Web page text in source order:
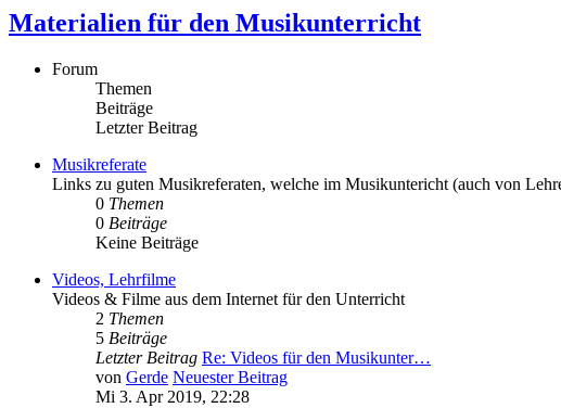
Materialien für den Musikunterricht
Forum
Themen
Beiträge
Letzter Beitrag
Musikreferate
Links zu guten Musikreferaten, welche im Musikuntericht (auch von
0 Themen
0 Beiträge
Keine Beiträge
Videos, Lehrfilme
Videos & Filme aus dem Internet für den Unterricht
2 Themen
5 Beiträge
Letzter Beitrag Re: Videos für den Musikunter…
von Gerde Neuester Beitrag
Mi 3. Apr 2019, 22:28